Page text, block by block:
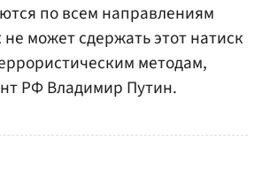
по всем направлениям
может сдержать этот натиск
методам,
РФ Владимир Путин.